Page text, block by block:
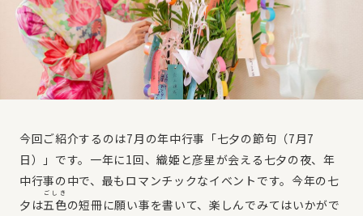
今回ご紹介するのは7月の年中行事「七夕の節句（7月7
日）」です。一年に1回、織姫と彦星が会える七夕の夜、年
中行事の中で、最もロマンチックなイベントです。今年の七
夕は五色
ごしき
の短冊に願い事を書いて、楽しんでみてはいかがで